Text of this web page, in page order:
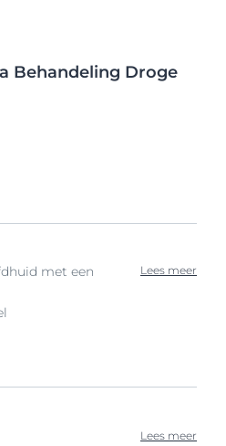
Behandeling Droge
met een
Lees meer
Lees meer